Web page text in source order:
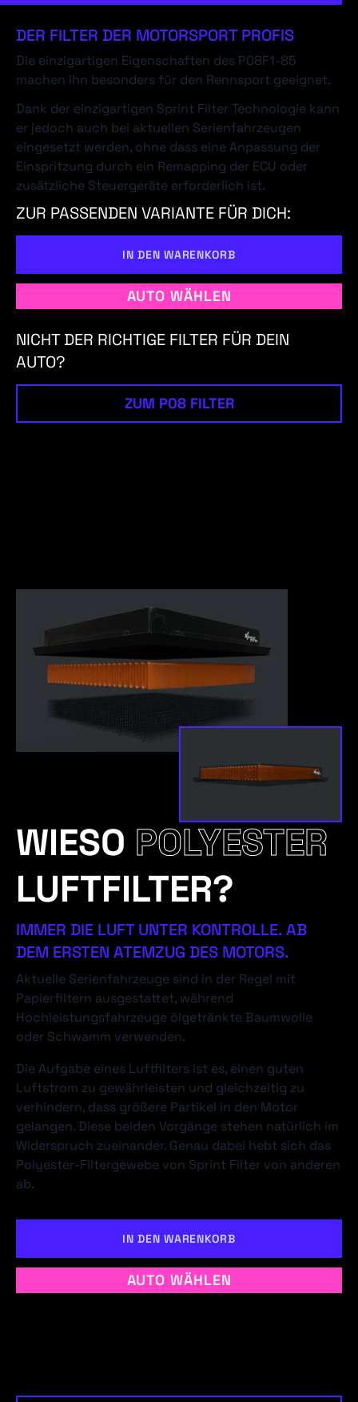
DER FILTER DER MOTORSPORT PROFIS
Die einzigartigen Eigenschaften des P08F1-85
machen ihn besonders für den Rennsport geeignet.
Dank der einzigartigen Sprint Filter Technologie kann
er jedoch auch bei aktuellen Serienfahrzeugen
eingesetzt werden, ohne dass eine Anpassung der
Einspritzung durch ein Remapping der ECU oder
zusätzliche Steuergeräte erforderlich ist.
ZUR PASSENDEN VARIANTE FÜR DICH:
IN DEN WARENKORB
AUTO WÄHLEN
NICHT DER RICHTIGE FILTER FÜR DEIN
AUTO?
ZUM P08 FILTER
WIESO POLYESTER
LUFTFILTER?
IMMER DIE LUFT UNTER KONTROLLE. AB
DEM ERSTEN ATEMZUG DES MOTORS.
Aktuelle Serienfahrzeuge sind in der Regel mit
Papierfiltern ausgestattet, während
Hochleistungsfahrzeuge ölgetränkte Baumwolle
oder Schwamm verwenden.
Die Aufgabe eines Luftfilters ist es, einen guten
Luftstrom zu gewährleisten und gleichzeitig zu
verhindern, dass größere Partikel in den Motor
gelangen. Diese beiden Vorgänge stehen natürlich im
Widerspruch zueinander. Genau dabei hebt sich das
Polyester-Filtergewebe von Sprint Filter von anderen
ab.
IN DEN WARENKORB
AUTO WÄHLEN